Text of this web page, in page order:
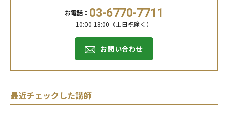
お電話： 03-6770-7711
10:00-18:00（土日祝除く）
お問い合わせ
最近チェックした講師